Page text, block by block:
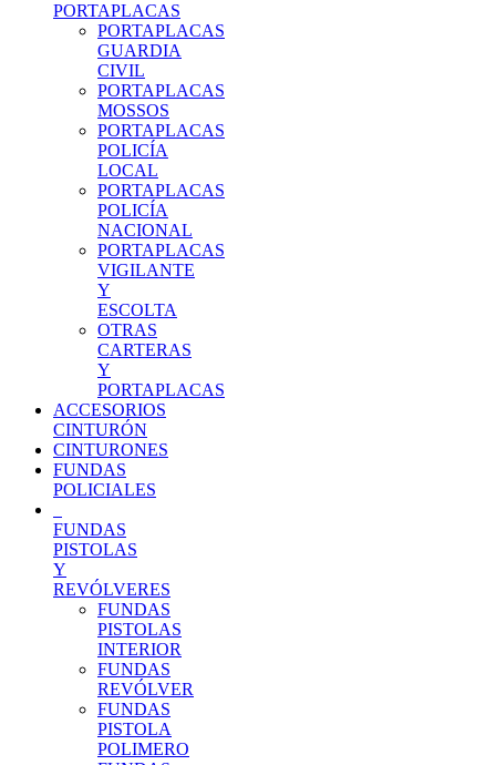
PORTAPLACAS
PORTAPLACAS
GUARDIA
CIVIL
PORTAPLACAS
MOSSOS
PORTAPLACAS
POLICÍA
LOCAL
PORTAPLACAS
POLICÍA
NACIONAL
PORTAPLACAS
VIGILANTE
Y
ESCOLTA
OTRAS
CARTERAS
Y
PORTAPLACAS
ACCESORIOS
CINTURÓN
CINTURONES
FUNDAS
POLICIALES
FUNDAS
PISTOLAS
Y
REVÓLVERES
FUNDAS
PISTOLAS
INTERIOR
FUNDAS
REVÓLVER
FUNDAS
PISTOLA
POLIMERO